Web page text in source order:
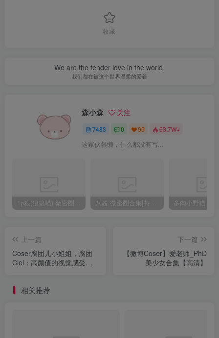
收藏
We are the tender love in the world.
我们都在被这个世界温柔的爱着
森小森 关注
7483 0 95 63.7W+
这家伙很懒，什么都没有写...
1p狼(狼狼喵) 微密圈/岛遇合集[持续更新2025.08.20] 八酱 微密圈合集[持续更新]
上一篇
Coser腐团儿小姐姐，腐团
Ciel：高颜值的视觉感受
下一篇
【微博Coser】爱老师_PhD
美少女合集【高清】
相关推荐